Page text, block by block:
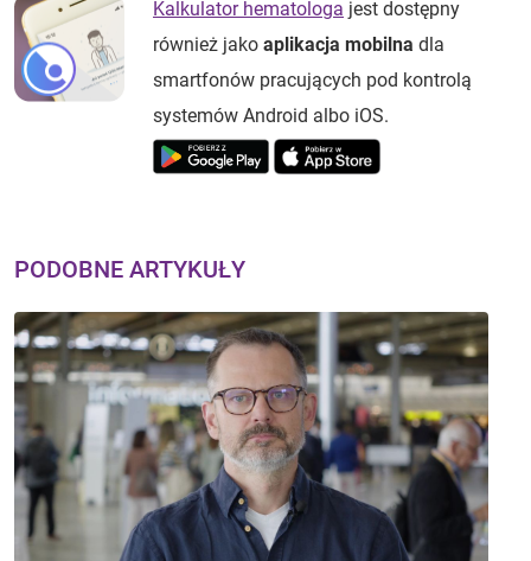
Kalkulator hematologa jest dostępny
również jako aplikacja mobilna dla
smartfonów pracujących pod kontrolą
systemów Android albo iOS.
PODOBNE ARTYKUŁY